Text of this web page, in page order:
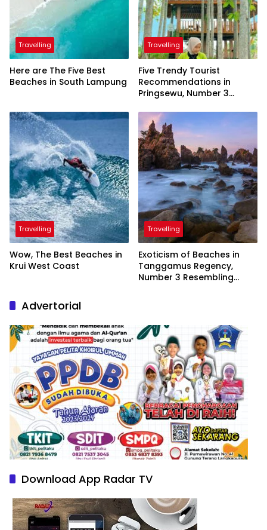
Travelling
Here are The Five Best
Beaches in South Lampung
Travelling
Five Trendy Tourist
Recommendations in
Pringsewu, Number 3
President
Travelling
Wow, The Best Beaches in
Krui West Coast
Travelling
Exoticism of Beaches in
Tanggamus Regency,
Number 3 Resembling
Advertorial
Download App Radar TV